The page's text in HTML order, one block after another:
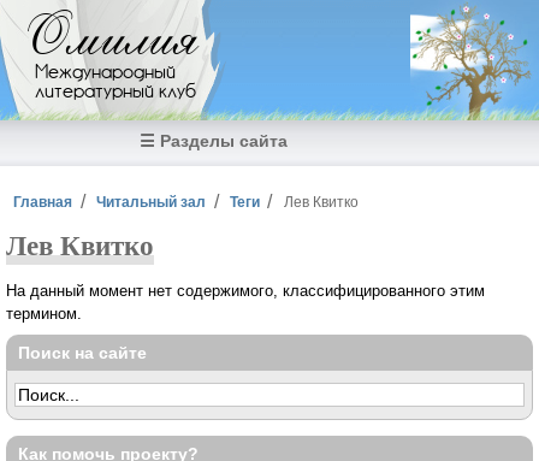
Перейти к основному содержанию
Омилия
Международный
литературный клуб
☰ Разделы сайта
Вы здесь
Главная Читальный зал Теги Лев Квитко
Лев Квитко
На данный момент нет содержимого, классифицированного этим
термином.
Поиск на сайте
Как помочь проекту?